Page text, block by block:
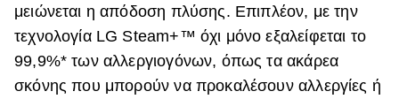
μειώνεται η απόδοση πλύσης. Επιπλέον, με την
τεχνολογία LG Steam+™ όχι μόνο εξαλείφεται το
99,9%* των αλλεργιογόνων, όπως τα ακάρεα
σκόνης που μπορούν να προκαλέσουν αλλεργίες ή